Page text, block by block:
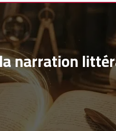
narration